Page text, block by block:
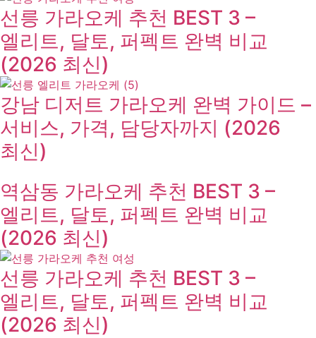
선릉 가라오케 추천 BEST 3 –
엘리트, 달토, 퍼펙트 완벽 비교
(2026 최신)
강남 디저트 가라오케 완벽 가이드 –
서비스, 가격, 담당자까지 (2026
최신)
역삼동 가라오케 추천 BEST 3 –
엘리트, 달토, 퍼펙트 완벽 비교
(2026 최신)
선릉 가라오케 추천 BEST 3 –
엘리트, 달토, 퍼펙트 완벽 비교
(2026 최신)